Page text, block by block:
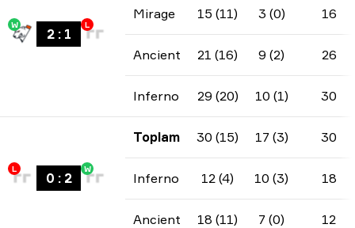
W
2: 1
L
Mirage 15 (11) 3 (0) 16
Ancient 21 (16) 9 (2) 26
Inferno 29 (20) 10 (1) 30
L
0 : 2
W
Toplam 30 (15) 17 (3) 30
Inferno 12 (4) 10 (3) 18
Ancient 18 (11) 7 (0) 12